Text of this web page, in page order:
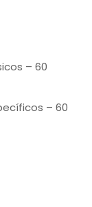
– 60
– 60